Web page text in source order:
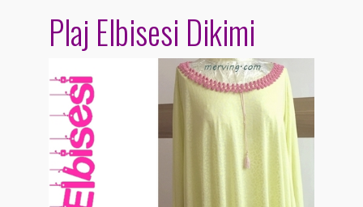
Plaj Elbisesi Dikimi